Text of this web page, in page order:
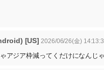
[US] 2026/06/26(金)
アジア枠減ってくだけになんじ